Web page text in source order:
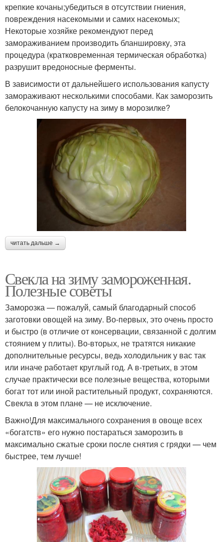
крепкие кочаны;убедиться в отсутствии гниения,
повреждения насекомыми и самих насекомых;
Некоторые хозяйке рекомендуют перед
замораживанием производить бланшировку, эта
процедура (кратковременная термическая обработка)
разрушит вредоносные ферменты.
В зависимости от дальнейшего использования капусту
замораживают несколькими способами. Как заморозить
белокочанную капусту на зиму в морозилке?
читать дальше →
Свекла на зиму замороженная.
Полезные советы
Заморозка — пожалуй, самый благодарный способ
заготовки овощей на зиму. Во-первых, это очень просто
и быстро (в отличие от консервации, связанной с долгим
стоянием у плиты). Во-вторых, не тратятся никакие
дополнительные ресурсы, ведь холодильник у вас так
или иначе работает круглый год. А в-третьих, в этом
случае практически все полезные вещества, которыми
богат тот или иной растительный продукт, сохраняются.
Свекла в этом плане — не исключение.
Важно!Для максимального сохранения в овоще всех
«богатств» его нужно постараться заморозить в
максимально сжатые сроки после снятия с грядки — чем
быстрее, тем лучше!